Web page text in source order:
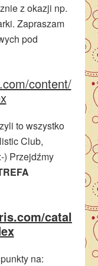
z okazji np.
Zapraszam
pod
content/
to wszystko
Club,
) Przejdźmy
catal
na: